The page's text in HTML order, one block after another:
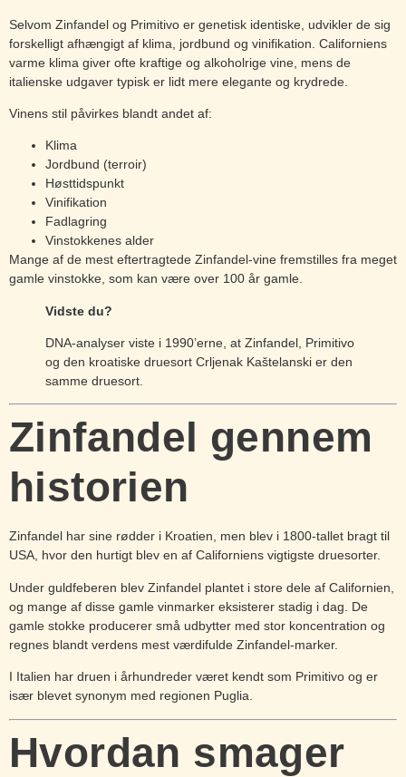
Selvom Zinfandel og Primitivo er genetisk identiske, udvikler de sig
forskelligt afhængigt af klima, jordbund og vinifikation. Californiens
varme klima giver ofte kraftige og alkoholrige vine, mens de
italienske udgaver typisk er lidt mere elegante og krydrede.
Vinens stil påvirkes blandt andet af:
Klima
Jordbund (terroir)
Høsttidspunkt
Vinifikation
Fadlagring
Vinstokkenes alder
Mange af de mest eftertragtede Zinfandel-vine fremstilles fra meget
gamle vinstokke, som kan være over 100 år gamle.
Vidste du?
DNA-analyser viste i 1990’erne, at Zinfandel, Primitivo
og den kroatiske druesort Crljenak Kaštelanski er den
samme druesort.
Zinfandel gennem
historien
Zinfandel har sine rødder i Kroatien, men blev i 1800-tallet bragt til
USA, hvor den hurtigt blev en af Californiens vigtigste druesorter.
Under guldfeberen blev Zinfandel plantet i store dele af Californien,
og mange af disse gamle vinmarker eksisterer stadig i dag. De
gamle stokke producerer små udbytter med stor koncentration og
regnes blandt verdens mest værdifulde Zinfandel-marker.
I Italien har druen i århundreder været kendt som Primitivo og er
især blevet synonym med regionen Puglia.
Hvordan smager